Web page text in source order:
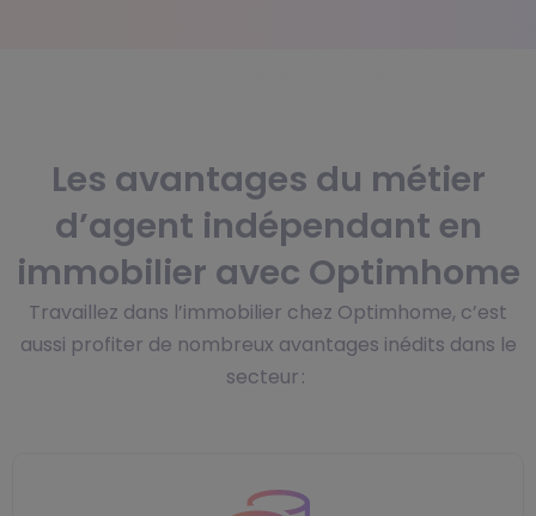
Les avantages du métier
d’agent indépendant en
immobilier avec Optimhome
Travaillez dans l’immobilier chez Optimhome, c’est
aussi profiter de nombreux avantages inédits dans le
secteur :